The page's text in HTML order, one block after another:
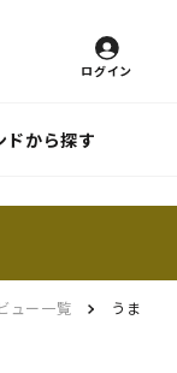
ログイン
ドから探す
ュー一覧 うま